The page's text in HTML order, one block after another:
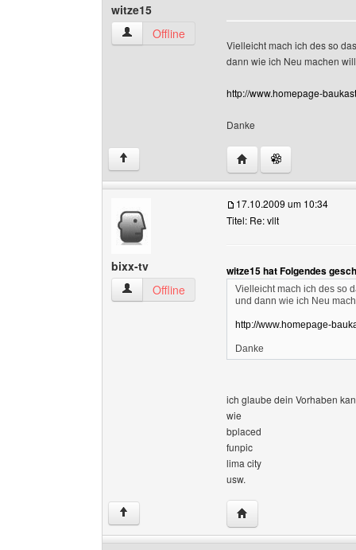
witze15
witze15 Benutzer-Profile anzeigen
Offline
Vielleicht mach ich des so
dann wie ich Neu machen
http://www.homepage-
Danke
↑ Website dieses
bixx-tv
bixx-tv Benutzer-Profile anzeigen
Offline
17.10.2009 um 10:34
Titel: Re: vllt
witze15 hat Folgendes
Vielleicht mach ich des so
und dann wie ich Neu
http://www.homepage-
Danke
ich glaube dein Vorhaben
wie
bplaced
funpic
lima city
usw.
↑ Website dieses